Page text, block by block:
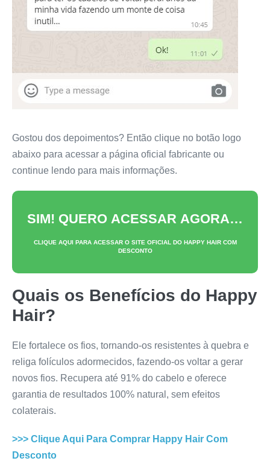
Gostou dos depoimentos? Então clique no botão logo
abaixo para acessar a página oficial fabricante ou
continue lendo para mais informações.
SIM! QUERO ACESSAR AGORA…
CLIQUE AQUI PARA ACESSAR O SITE OFICIAL DO HAPPY HAIRCOM
DESCONTO
Quais os Benefícios do Happy
Hair?
Ele fortalece os fios, tornando-os resistentes à quebra e
religa folículos adormecidos, fazendo-os voltar a gerar
novos fios. Recupera até 91% do cabelo e oferece
garantia de resultados 100% natural, sem efeitos
colaterais.
>>> Clique Aqui Para Comprar Happy Hair Com
Desconto